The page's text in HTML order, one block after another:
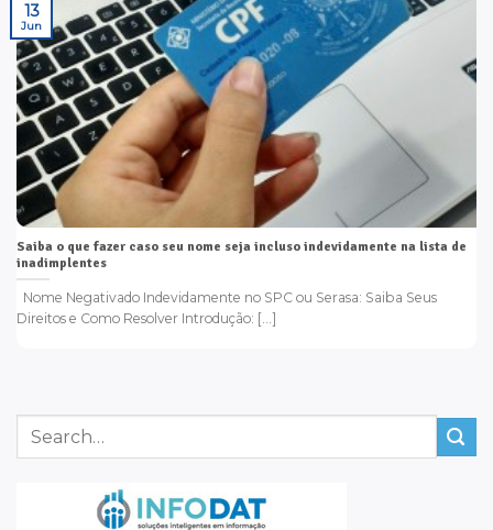
Saiba o que fazer caso seu nome seja incluso indevidamente na lista de
inadimplentes
Nome Negativado Indevidamente no SPC ou Serasa: Saiba Seus
Direitos e Como Resolver Introdução: [...]
13
Jun